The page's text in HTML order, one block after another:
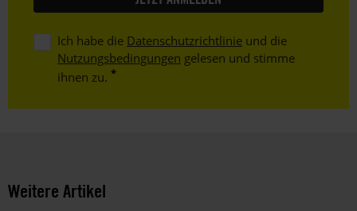
Ich habe die Datenschutzrichtlinie und die
Nutzungsbedingungen gelesen und stimme
ihnen zu.
Weitere Artikel